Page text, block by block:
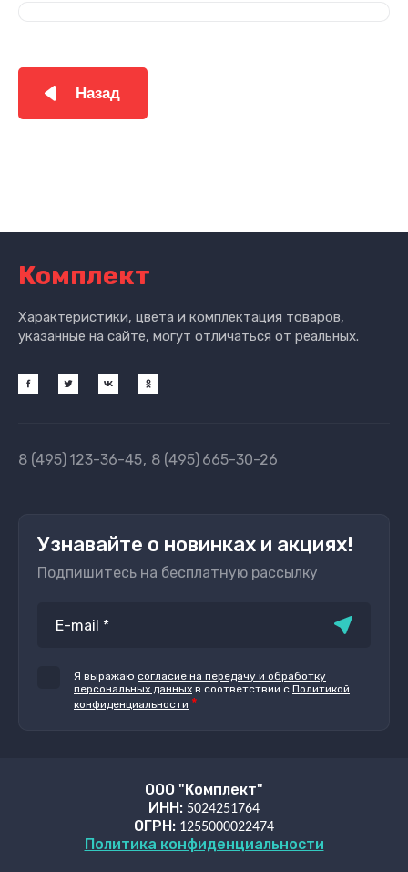
Назад
Комплект
Характеристики, цвета и комплектация товаров,
указанные на сайте, могут отличаться от реальных.
8 (495)123-36-45 8 (495) 665-30-26
Узнавайте о новинках и акциях!
Подпишитесь на бесплатную рассылку
Я выражаю согласие на передачу и обработку
персональных данных в соответствии с Политикой
конфиденциальности *
ООО "Комплект"
ИНН: 5024251764
ОГРН: 1255000022474
Политика конфиденциальности